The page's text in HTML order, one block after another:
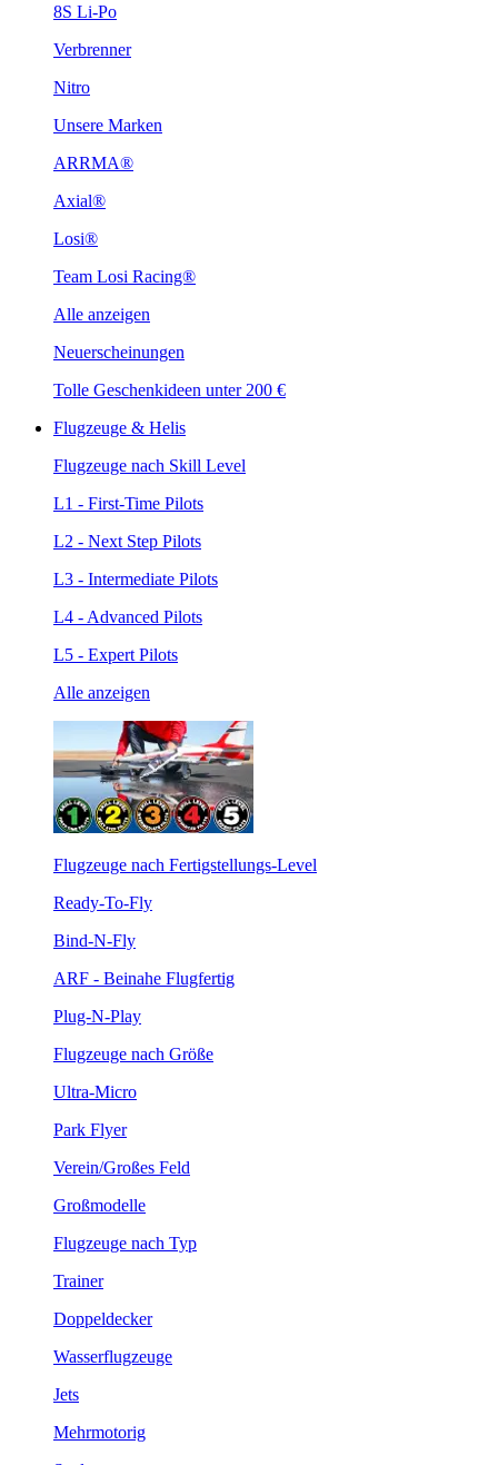
8S Li-Po
Verbrenner
Nitro
Unsere Marken
ARRMA®
Axial®
Losi®
Team Losi Racing®
Alle anzeigen
Neuerscheinungen
Tolle Geschenkideen unter 200 €
Flugzeuge & Helis
Flugzeuge nach Skill Level
L1 - First-Time Pilots
L2 - Next Step Pilots
L3 - Intermediate Pilots
L4 - Advanced Pilots
L5 - Expert Pilots
Alle anzeigen
Flugzeuge nach Fertigstellungs-Level
Ready-To-Fly
Bind-N-Fly
ARF - Beinahe Flugfertig
Plug-N-Play
Flugzeuge nach Größe
Ultra-Micro
Park Flyer
Verein/Großes Feld
Großmodelle
Flugzeuge nach Typ
Trainer
Doppeldecker
Wasserflugzeuge
Jets
Mehrmotorig